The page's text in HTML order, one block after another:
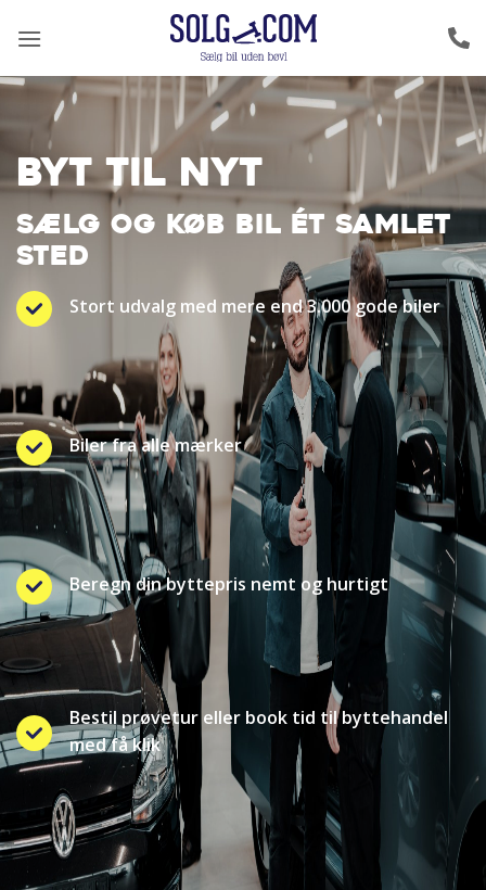
BYT TIL NYT
SÆLG OG KØB BIL ÉT SAMLET
STED
Stort udvalg med mere end 3.000 gode biler
Biler fra alle mærker
Beregn din byttepris nemt og hurtigt
Bestil prøvetur eller book tid til byttehandel
med få klik